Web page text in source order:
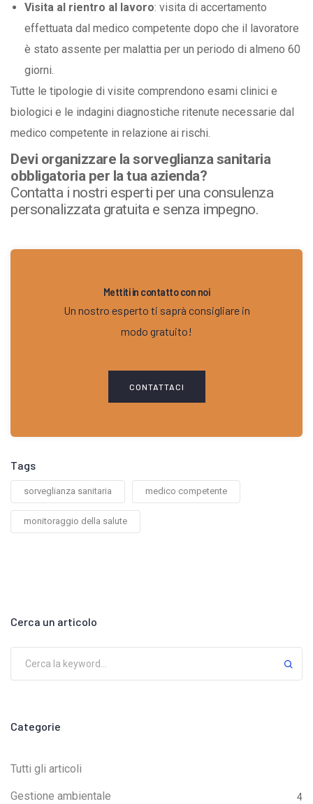
Visita al rientro al lavoro: visita di accertamento
effettuata dal medico competente dopo che il lavoratore
è stato assente per malattia per un periodo di almeno 60
giorni.
Tutte le tipologie di visite comprendono esami clinici e
biologici e le indagini diagnostiche ritenute necessarie dal
medico competente in relazione ai rischi.
Devi organizzare la sorveglianza sanitaria
obbligatoria per la tua azienda?
Contatta i nostri esperti per una consulenza
personalizzata gratuita e senza impegno.
Mettiti in contatto con noi
Un nostro esperto ti saprà consigliare in
modo gratuito!
CONTATTACI
Tags
sorveglianza sanitaria medico competente
monitoraggio della salute
Cerca un articolo
Categorie
Tutti gli articoli
Gestione ambientale 4